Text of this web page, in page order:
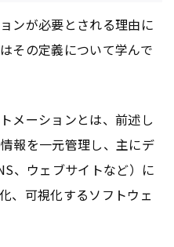
ンが必要とされる理由に
その定義について学んで
メーションとは、前述し
報を一元管理し、主にデ
、ウェブサイトなど）に
、可視化するソフトウェ